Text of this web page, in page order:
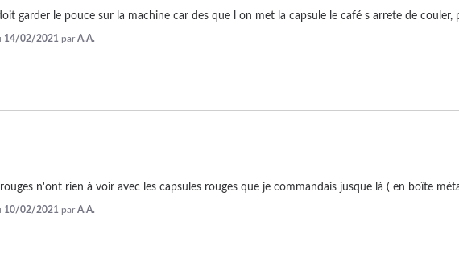
garder le pouce sur la machine car des que l on met la capsule le café s arrete de couler,
14/02/2021 parA.A.
n'ont rien à voir avec les capsules rouges que je commandais jusque là ( en boîte
10/02/2021 parA.A.